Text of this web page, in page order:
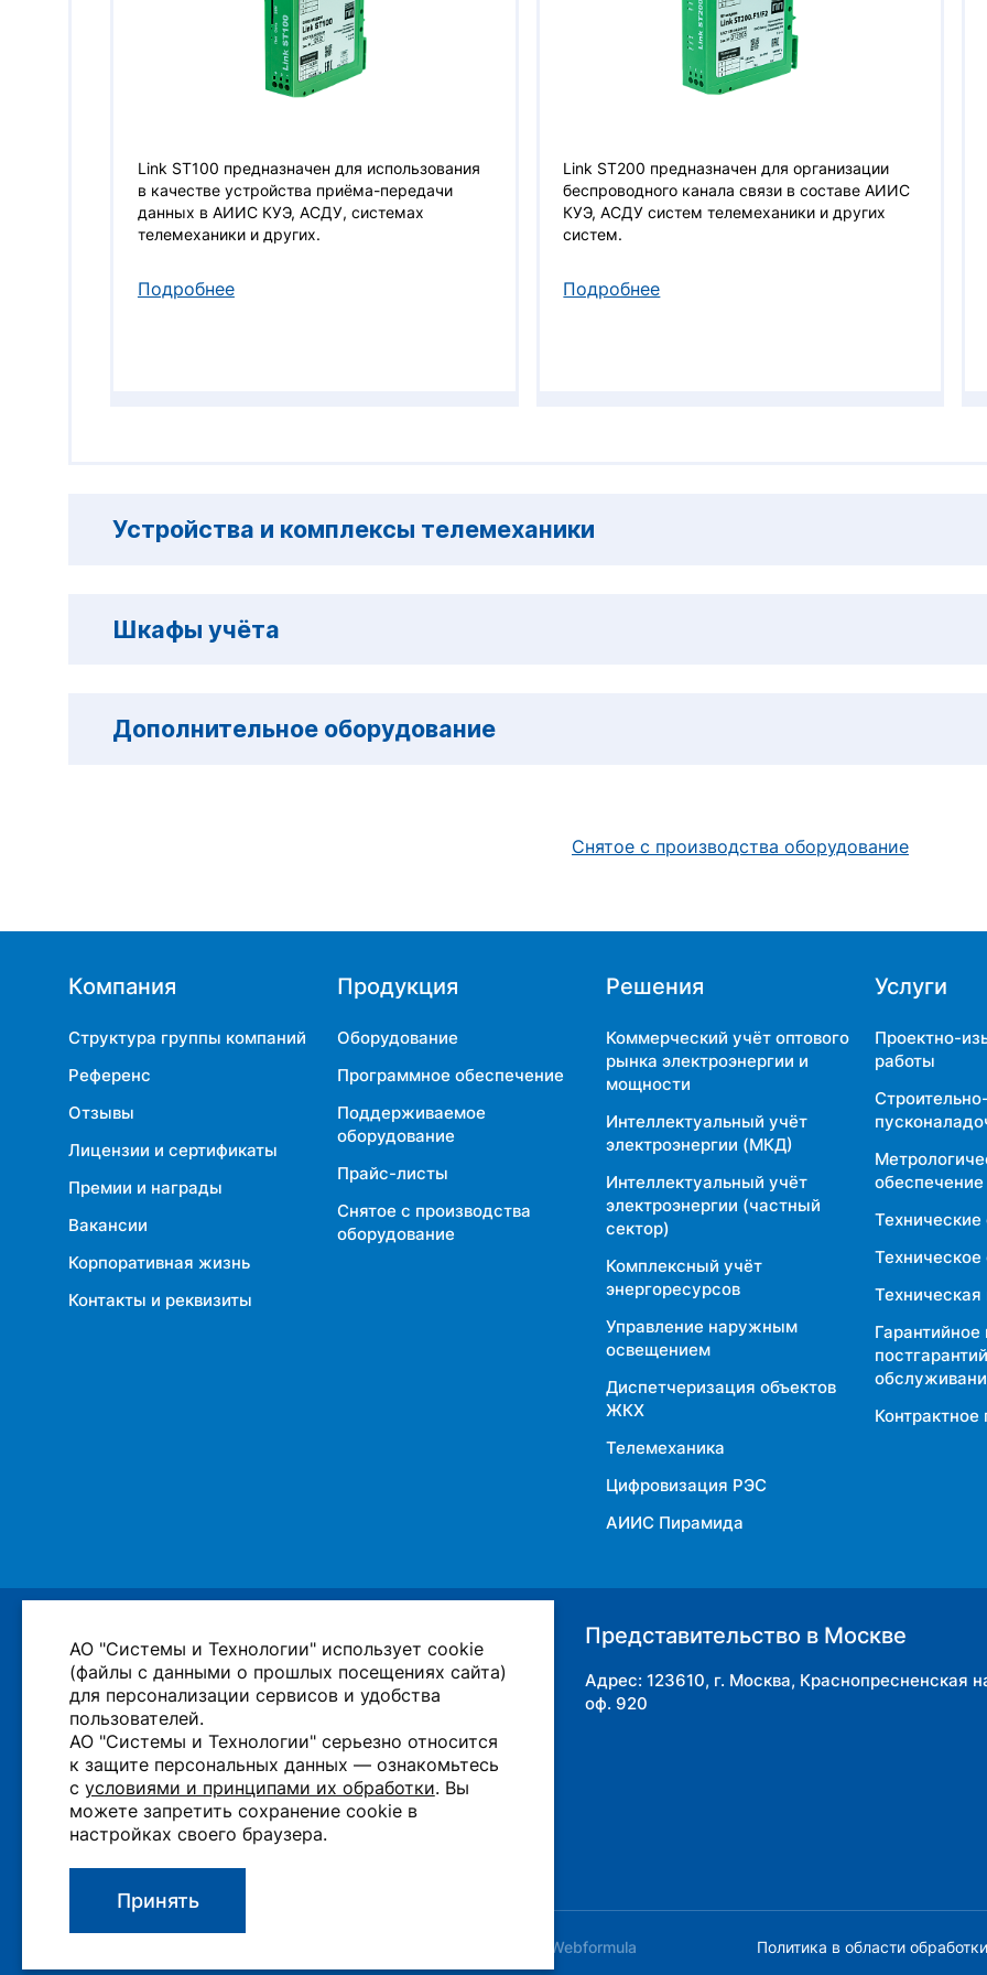
Link ST100 предназначен для использования
в качестве устройства приёма-передачи
данных в АИИС КУЭ, АСДУ, системах
телемеханики и других.
Подробнее
Link ST200 предназначен для организации
беспроводного канала связи в составе АИИС
КУЭ, АСДУ систем телемеханики и других
систем.
Подробнее
Устройства и комплексы телемеханики
Шкафы учёта
Дополнительное оборудование
Снятое с производства оборудование
Компания
Структура группы компаний
Референс
Отзывы
Лицензии и сертификаты
Премии и награды
Вакансии
Корпоративная жизнь
Контакты и реквизиты
Продукция
Оборудование
Программное обеспечение
Поддерживаемое
оборудование
Прайс-листы
Снятое с производства
оборудование
Решения
Коммерческий учёт оптового
рынка электроэнергии и
мощности
Интеллектуальный учёт
электроэнергии (МКД)
Интеллектуальный учёт
электроэнергии (частный
сектор)
Комплексный учёт
энергоресурсов
Управление наружным
освещением
Диспетчеризация объектов
ЖКХ
Телемеханика
Цифровизация РЭС
АИИС Пирамида
Услуги
Проектно-
работы
обеспечение
Гарантийное
Контрактное
Адрес: г. Владимир, ул. Лакина, д. 8А
Телефон:+7 (4922) 33-67-66,33-79-60, 33-93-68
78-23
Эл.почта: st@sicon.ru
Представительство в Москве
Адрес: 123610, г. Москва, Краснопресненская
оф. 920
Техническая поддержка
(бесплатно по России)
Телефон:+7 (800) 350-34-79
Эл. почта:support@sicon.ru
Создание сайта – Webformula Политика в области
АО "Системы и Технологии" использует cookie
(файлы с данными о прошлых посещениях сайта)
для персонализации сервисов и удобства
пользователей.
АО "Системы и Технологии" серьезно относится
к защите персональных данных — ознакомьтесь
с условиями и принципами их обработки. Вы
можете запретить сохранение cookie в
настройках своего браузера.
Принять